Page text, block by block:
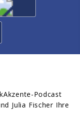
Podcast
Julia Fischer Ihre